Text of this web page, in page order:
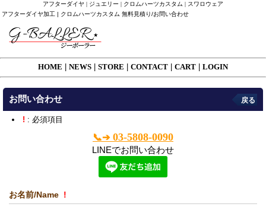
アフターダイヤ | ジュエリー | クロムハーツカスタム | スワロウェア
アフターダイヤ加工 | クロムハーツカスタム 無料見積り/お問い合わせ
HOME NEWS STORE CONTACT CART LOGIN
お問い合わせ 戻る
! : 必須項目
📞➔03-5808-0090
LINEでお問い合わせ
お名前/Name !